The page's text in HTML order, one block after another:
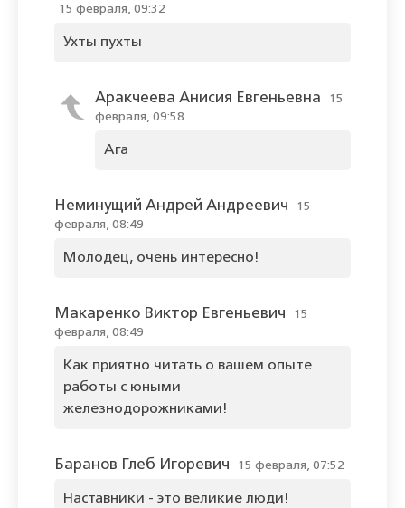
15 февраля, 09:32
Ухты пухты
Аракчеева Анисия Евгеньевна
15
февраля, 09:58
Ага
Неминущий Андрей Андреевич
15
февраля, 08:49
Молодец, очень интересно!
Макаренко Виктор Евгеньевич
15
февраля, 08:49
Как приятно читать о вашем опыте
работы с юными
железнодорожниками!
Баранов Глеб Игоревич 15 февраля, 07:52
Наставники - это великие люди!